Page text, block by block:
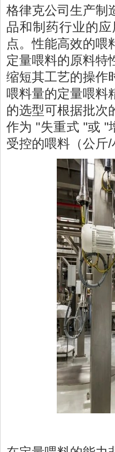
格律克公司生产制
品和制药行业的
点。性能高效的喂
定量喂料的原料特
缩短其工艺的操作
喂料量的定量喂料
的选型可根据批次
作为 "失重式 "或 "
受控的喂料（公斤